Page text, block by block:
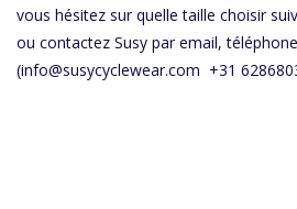
vous hésitez sur quelle taille choisir
ou contactez Susy par email,
(info@susycyclewear.com +31